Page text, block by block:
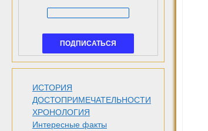
ИСТОРИЯ
ДОСТОПРИМЕЧАТЕЛЬНОСТИ
ХРОНОЛОГИЯ
Интересные факты